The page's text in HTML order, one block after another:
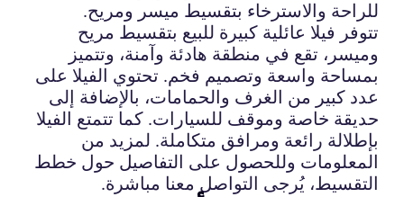
للراحة والاسترخاء بتقسيط ميسر ومريح.
تتوفر فيلا عائلية كبيرة للبيع بتقسيط مريح
وميسر، تقع في منطقة هادئة وآمنة، وتتميز
بمساحة واسعة وتصميم فخم. تحتوي الفيلا على
عدد كبير من الغرف والحمامات، بالإضافة إلى
حديقة خاصة وموقف للسيارات. كما تتمتع الفيلا
بإطلالة رائعة ومرافق متكاملة. لمزيد من
المعلومات وللحصول على التفاصيل حول خطط
التقسيط، يُرجى التواصل معنا مباشرة.